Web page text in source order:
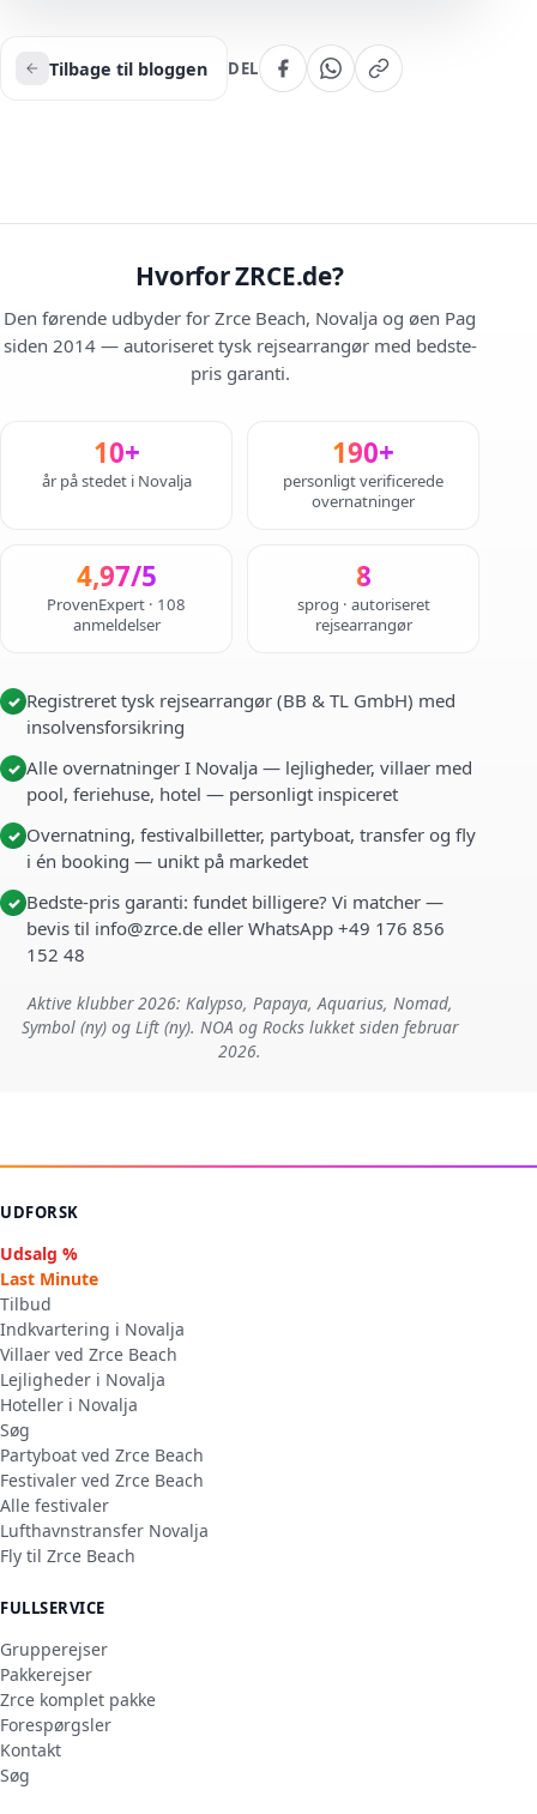
Tilbage til bloggen DEL
Hvorfor ZRCE.de?
Den førende udbyder for Zrce Beach, Novalja og øen Pag
siden 2014 — autoriseret tysk rejsearrangør med bedste-
pris garanti.
10+
år på stedet i Novalja
190+
personligt verificerede
overnatninger
4,97/5
ProvenExpert · 108
anmeldelser
8
sprog · autoriseret
rejsearrangør
✓ Registreret tysk rejsearrangør (BB & TL GmbH) med
insolvensforsikring
✓ Alle overnatninger I Novalja — lejligheder, villaer med
pool, feriehuse, hotel — personligt inspiceret
✓ Overnatning, festivalbilletter, partyboat, transfer og fly
i én booking — unikt på markedet
✓ Bedste-pris garanti: fundet billigere? Vi matcher —
bevis til info@zrce.de eller WhatsApp +49 176 856
152 48
Aktive klubber 2026: Kalypso, Papaya, Aquarius, Nomad,
Symbol (ny) og Lift (ny). NOA og Rocks lukket siden februar
2026.
UDFORSK
Udsalg %
Last Minute
Tilbud
Indkvartering i Novalja
Villaer ved Zrce Beach
Lejligheder i Novalja
Hoteller i Novalja
Søg
Partyboat ved Zrce Beach
Festivaler ved Zrce Beach
Alle festivaler
Lufthavnstransfer Novalja
Fly til Zrce Beach
FULLSERVICE
Grupperejser
Pakkerejser
Zrce komplet pakke
Forespørgsler
Kontakt
Søg